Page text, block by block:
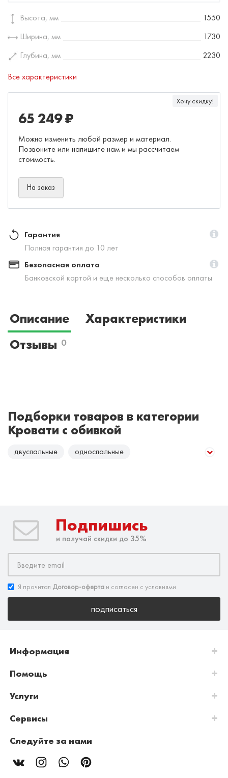
Высота, мм
1550
Ширина, мм
1730
Глубина, мм
2230
Все характеристики
Хочу скидку!
65 249 ₽
Можно изменить любой размер и материал.
Позвоните или напишите нам и мы рассчитаем
стоимость.
На заказ
Гарантия
Полная гарантия до 10 лет
Безопасная оплата
Банковской картой и еще несколько способов оплаты
Описание
Характеристики
Отзывы 0
Подборки товаров в категории
Кровати с обивкой
двуспальные односпальные
Подпишись
и получай скидки до 35%
Я прочитал Договор-оферта и согласен с условиями
подписаться
Информация
Помощь
Услуги
Сервисы
Следуйте за нами